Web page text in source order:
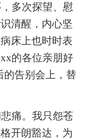
多次探望、慰
清醒，内心坚
床上也时时表
的各位亲朋好
的告别会上，替
痛。我只怨苍
开朗豁达，为